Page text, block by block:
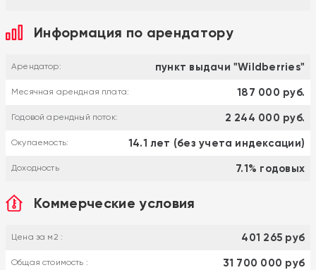
Информация по арендатору
Арендатор: пункт выдачи "Wildberries"
Месячная арендная плата: 187 000 руб.
Годовой арендный поток: 2 244 000 руб.
Окупаемость: 14.1 лет (без учета индексации)
Доходность 7.1% годовых
Коммерческие условия
Цена за м2 : 401 265 руб
Общая стоимость : 31 700 000 руб